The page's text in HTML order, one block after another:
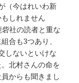
（今はれいわ新
しれません
社の読者と重な
合も3つあり、
しないといけな
北村さんの命を
からも聞きまし